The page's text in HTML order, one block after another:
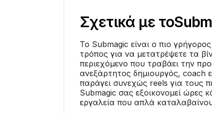
Σχετικά με το
Το Submagic είναι ο πιο γρήγορος
τρόπος για να μετατρέψετε τα
περιεχόμενο που τραβάει την
ανεξάρτητος δημιουργός, coach
παράγει συνεχώς reels για τους
Submagic σας εξοικονομεί ώρες
εργαλεία που απλά